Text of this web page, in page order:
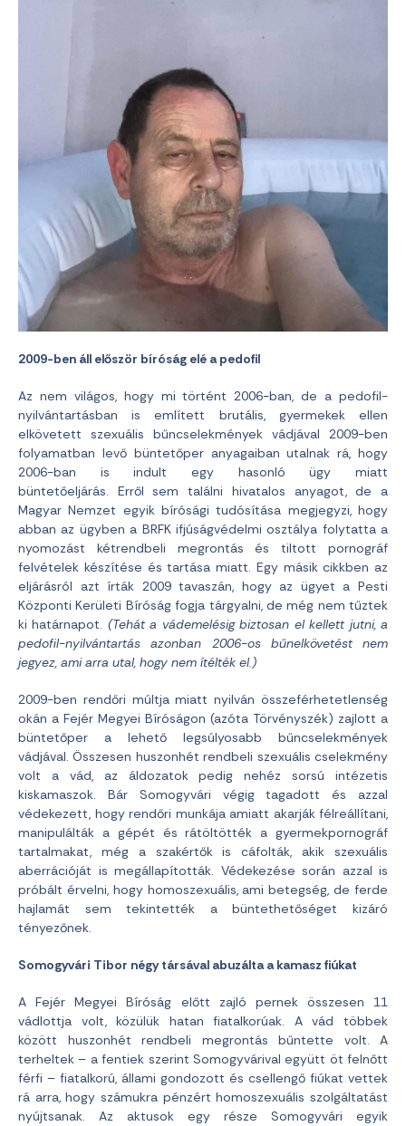
2009-ben áll először bíróság elé a pedofil
Az nem világos, hogy mi történt 2006-ban, de a pedofil-
nyilvántartásban is említett brutális, gyermekek ellen
elkövetett szexuális bűncselekmények vádjával 2009-ben
folyamatban levő büntetőper anyagaiban utalnak rá, hogy
2006-ban is indult egy hasonló ügy miatt
büntetőeljárás. Erről sem találni hivatalos anyagot, de a
Magyar Nemzet egyik bírósági tudósítása megjegyzi, hogy
abban az ügyben a BRFK ifjúságvédelmi osztálya folytatta a
nyomozást kétrendbeli megrontás és tiltott pornográf
felvételek készítése és tartása miatt. Egy másik cikkben az
eljárásról azt írták 2009 tavaszán, hogy az ügyet a Pesti
Központi Kerületi Bíróság fogja tárgyalni, de még nem tűztek
ki határnapot. (Tehát a vádemelésig biztosan el kellett jutni, a
pedofil-nyilvántartás azonban 2006-os bűnelkövetést nem
jegyez, ami arra utal, hogy nem ítélték el.)
2009-ben rendőri múltja miatt nyilván összeférhetetlenség
okán a Fejér Megyei Bíróságon (azóta Törvényszék) zajlott a
büntetőper a lehető legsúlyosabb bűncselekmények
vádjával. Összesen huszonhét rendbeli szexuális cselekmény
volt a vád, az áldozatok pedig nehéz sorsú intézetis
kiskamaszok. Bár Somogyvári végig tagadott és azzal
védekezett, hogy rendőri munkája amiatt akarják félreállítani,
manipulálták a gépét és rátöltötték a gyermekpornográf
tartalmakat, még a szakértők is cáfolták, akik szexuális
aberrációját is megállapították. Védekezése során azzal is
próbált érvelni, hogy homoszexuális, ami betegség, de ferde
hajlamát sem tekintették a büntethetőséget kizáró
tényezőnek.
Somogyvári Tibor négy társával abuzálta a kamasz fiúkat
A Fejér Megyei Bíróság előtt zajló pernek összesen 11
vádlottja volt, közülük hatan fiatalkorúak. A vád többek
között huszonhét rendbeli megrontás bűntette volt. A
terheltek – a fentiek szerint Somogyvárival együtt öt felnőtt
férfi – fiatalkorú, állami gondozott és csellengő fiúkat vettek
rá arra, hogy számukra pénzért homoszexuális szolgáltatást
nyújtsanak. Az aktusok egy része Somogyvári egyik